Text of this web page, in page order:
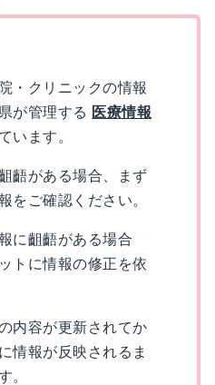
・クリニックの情報
が管理する 医療情報
います。
齬がある場合、まず
をご確認ください。
に齟齬がある場合
トに情報の修正を依
内容が更新されてか
情報が反映されるま
。